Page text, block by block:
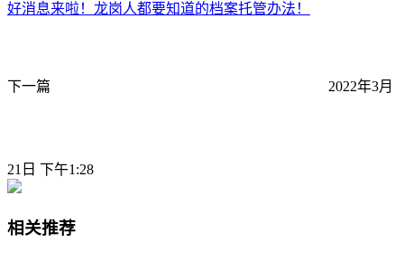
好消息来啦！龙岗人都要知道的档案托管办法！
下一篇 2022年3月
21日 下午1:28
相关推荐